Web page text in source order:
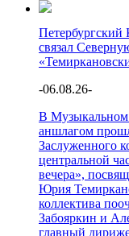
Петербургский
связал
-06.08.26-
В Музыкальном
аншлагом
Заслуженного
центральной
вечера»,
Юрия
коллектива
Забояркин и
главный